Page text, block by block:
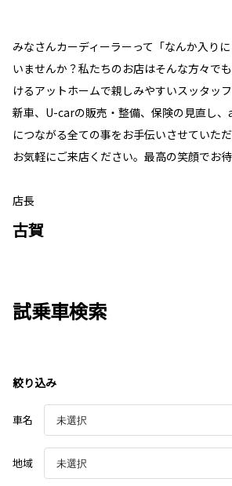
みなさんカーディーラーって「なんか入り
いませんか？私たちのお店はそんな方々で
けるアットホームで親しみやすいスッタッフ
新車、U-carの販売・整備、保険の見直し
につながる全ての事をお手伝いさせていただ
お気軽にご来店ください。最高の笑顔でお
店長
古賀
試乗車検索
絞り込み
車名
地域